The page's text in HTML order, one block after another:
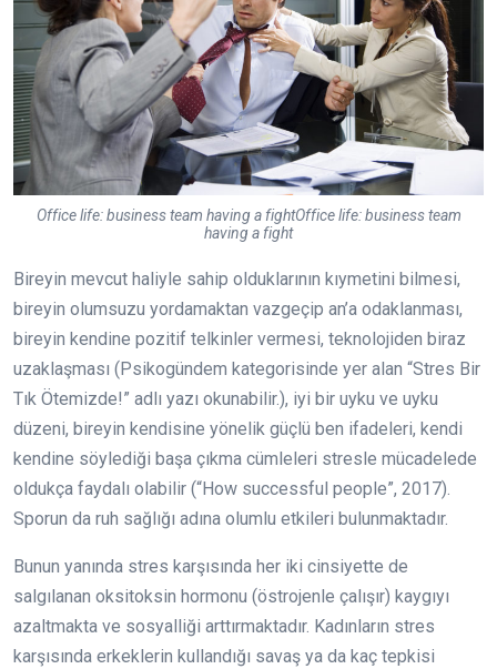
Office life: business team having a fightOffice life: business team
having a fight
Bireyin mevcut haliyle sahip olduklarının kıymetini bilmesi,
bireyin olumsuzu yordamaktan vazgeçip an’a odaklanması,
bireyin kendine pozitif telkinler vermesi, teknolojiden biraz
uzaklaşması (Psikogündem kategorisinde yer alan “Stres Bir
Tık Ötemizde!” adlı yazı okunabilir.), iyi bir uyku ve uyku
düzeni, bireyin kendisine yönelik güçlü ben ifadeleri, kendi
kendine söylediği başa çıkma cümleleri stresle mücadelede
oldukça faydalı olabilir (“How successful people”, 2017).
Sporun da ruh sağlığı adına olumlu etkileri bulunmaktadır.
Bunun yanında stres karşısında her iki cinsiyette de
salgılanan oksitoksin hormonu (östrojenle çalışır) kaygıyı
azaltmakta ve sosyalliği arttırmaktadır. Kadınların stres
karşısında erkeklerin kullandığı savaş ya da kaç tepkisi